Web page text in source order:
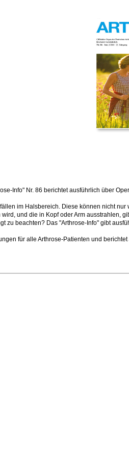
Info" Nr. 86 berichtet ausführlich über
im Halsbereich. Diese können nicht
und die in Kopf oder Arm
zu beachten? Das "Arthrose-Info" gibt
für alle Arthrose-Patienten und